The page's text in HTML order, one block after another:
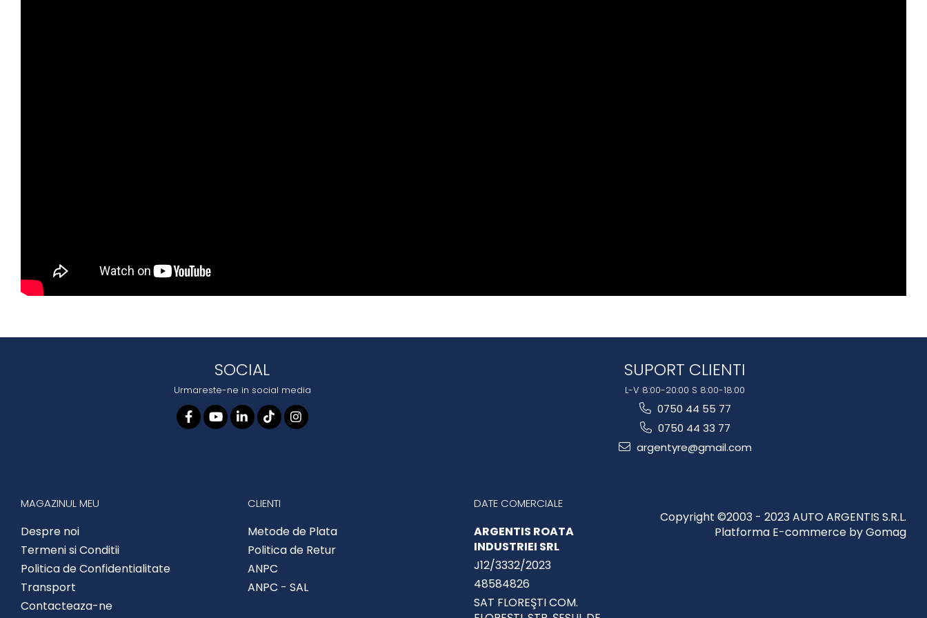
SOCIAL
Urmareste-ne in social media
SUPORT CLIENTI
L-V 8:00-20:00 S 8:00-18:00
0750 44 55 77
0750 44 33 77
argentyre@gmail.com
MAGAZINUL MEU
Despre noi
Termeni si Conditii
Politica de Confidentialitate
Transport
Contacteaza-ne
CLIENTI
Metode de Plata
Politica de Retur
ANPC
ANPC - SAL
DATE COMERCIALE
ARGENTIS ROATA
INDUSTRIEI SRL
J12/3332/2023
48584826
SAT FLOREŞTI COM.
Copyright ©2003 - 2023 AUTO ARGENTIS S.R.L.
Platforma E-commerce by Gomag